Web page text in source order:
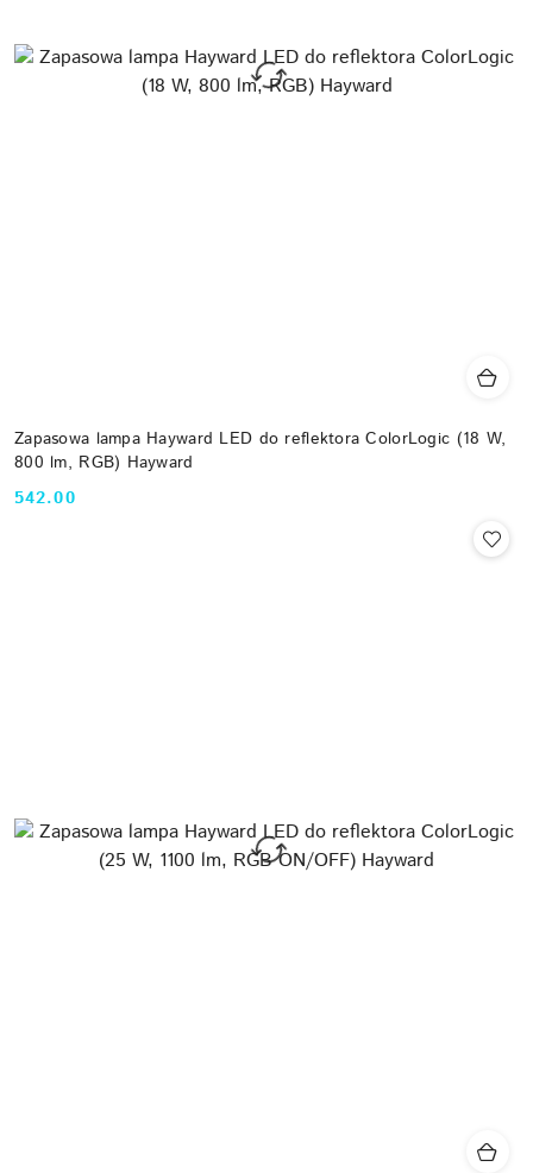
Zapasowa lampa Hayward LED do reflektora ColorLogic (18 W,
800 lm, RGB) Hayward
Cena:
542.00